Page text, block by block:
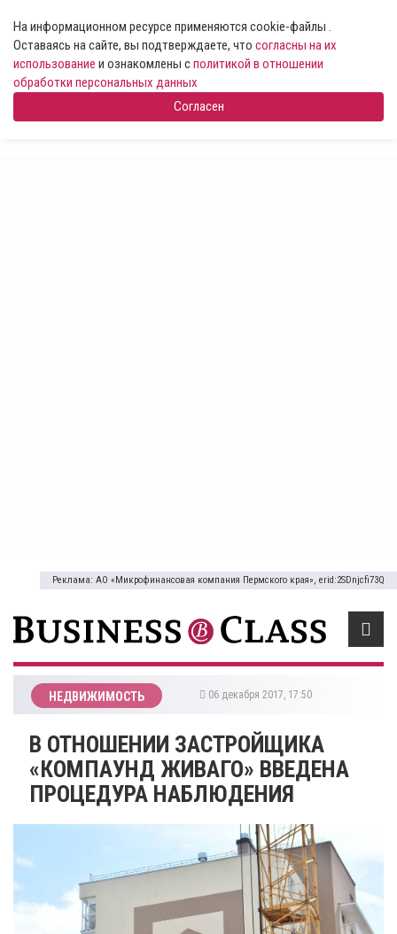
На информационном ресурсе применяются cookie-файлы .
Оставаясь на сайте, вы подтверждаете, что согласны на их
использование и ознакомлены сполитикой в отношении
обработки персональных данных
Согласен
Реклама: АО «Микрофинансовая компания Пермского края», erid:2SDnjcfi73Q
НЕДВИЖИМОСТЬ 06 декабря 2017, 17:50
В ОТНОШЕНИИ ЗАСТРОЙЩИКА
«КОМПАУНД ЖИВАГО» ВВЕДЕНА
ПРОЦЕДУРА НАБЛЮДЕНИЯ